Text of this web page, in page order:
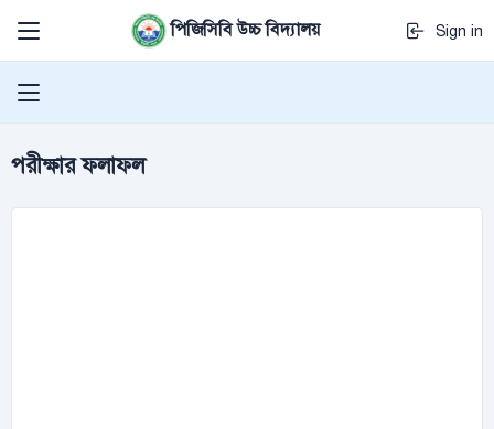
পিজিসিবি উচ্চ বিদ্যালয় Sign in
পরীক্ষার ফলাফল